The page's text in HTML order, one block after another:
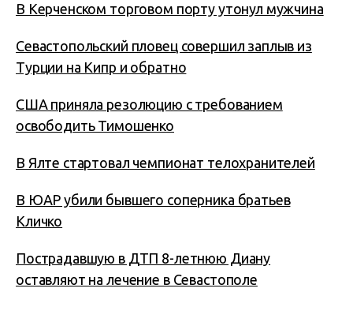
В Керченском торговом порту утонул мужчина
Севастопольский пловец совершил заплыв из
Турции на Кипр и обратно
США приняла резолюцию c требованием
освободить Тимошенко
В Ялте стартовал чемпионат телохранителей
В ЮАР убили бывшего соперника братьев
Кличко
Пострадавшую в ДТП 8-летнюю Диану
оставляют на лечение в Севастополе